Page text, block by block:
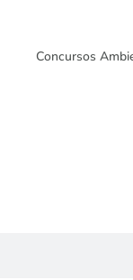
Concursos